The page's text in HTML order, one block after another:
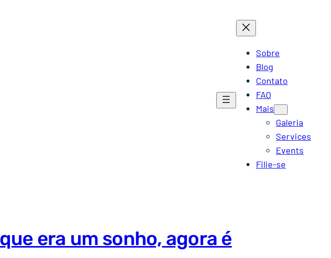
Sobre
Blog
Contato
FAQ
Mais
Galeria
Services
Events
Filie-se
era um sonho, agora é